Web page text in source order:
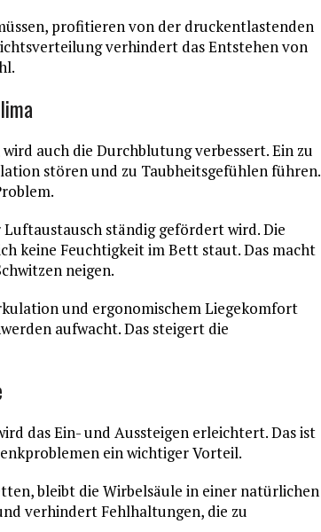
profitieren von der druckentlastenden
verhindert das Entstehen von
auch die Durchblutung verbessert. Ein zu
stören und zu Taubheitsgefühlen führen.
ständig gefördert wird. Die
keine Feuchtigkeit im Bett staut. Das macht
neigen.
und ergonomischem Liegekomfort
aufwacht. Das steigert die
das Ein- und Aussteigen erleichtert. Das ist
ein wichtiger Vorteil.
bleibt die Wirbelsäule in einer natürlichen
verhindert Fehlhaltungen, die zu